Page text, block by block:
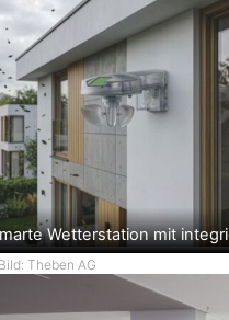
Wetterstation mit
Theben AG